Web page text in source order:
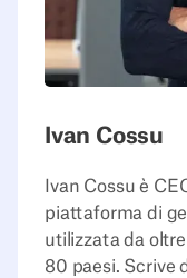
Ivan Cossu
Ivan Cossu è
piattaforma di
utilizzata da
80 paesi. Scrive